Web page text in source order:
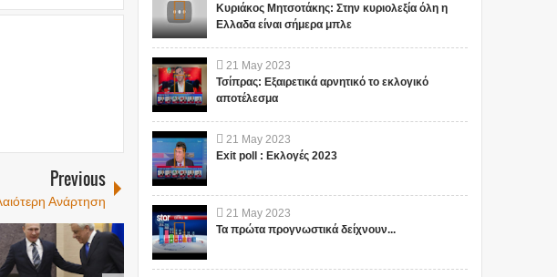
Previous
Ανάρτηση
Κυριάκος Μητσοτάκης: Στην κυριολεξία όλη η
Ελλαδα είναι σήμερα μπλε
21 May 2023
Τσίπρας: Εξαιρετικά αρνητικό το εκλογικό
αποτέλεσμα
21 May 2023
Exit poll : Εκλογές 2023
21 May 2023
Τα πρώτα προγνωστικά δείχνουν...